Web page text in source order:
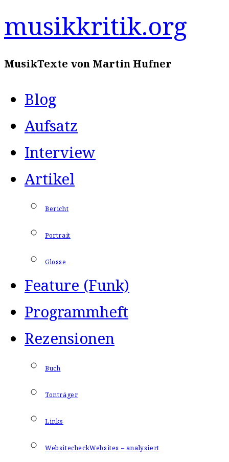
Zum
Inhalt
springen
musikkritik.org
MusikTexte von Martin Hufner
Blog
Aufsatz
Interview
Artikel
Bericht
Portrait
Glosse
Feature (Funk)
Programmheft
Rezensionen
Buch
Tonträger
Links
WebsitecheckWebsites – analysiert